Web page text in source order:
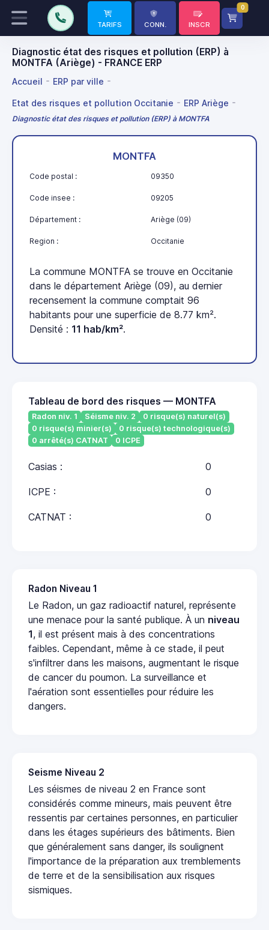
TARIFS CONN. INSCR
0
Diagnostic état des risques et pollution (ERP) à
MONTFA (Ariège) - FRANCE ERP
Accueil ERP par ville
Etat des risques et pollution Occitanie ERP Ariège
Diagnostic état des risques et pollution (ERP) à MONTFA
MONTFA
Code postal : 09350
Code insee : 09205
Département : Ariège (09)
Region : Occitanie
La commune MONTFA se trouve en Occitanie
dans le département Ariège (09), au dernier
recensement la commune comptait 96
habitants pour une superficie de 8.77 km².
Densité : 11 hab/km².
Tableau de bord des risques — MONTFA
Radon niv. 1 Séisme niv. 2
0 risque(s) naturel(s)
0 risque(s) minier(s)
0 risque(s) technologique(s)
0 arrêté(s) CATNAT
0 ICPE
Casias : 0
ICPE : 0
CATNAT : 0
Radon Niveau 1
Le Radon, un gaz radioactif naturel, représente
une menace pour la santé publique. À un niveau
1, il est présent mais à des concentrations
faibles. Cependant, même à ce stade, il peut
s'infiltrer dans les maisons, augmentant le risque
de cancer du poumon. La surveillance et
l'aération sont essentielles pour réduire les
dangers.
Seisme Niveau 2
Les séismes de niveau 2 en France sont
considérés comme mineurs, mais peuvent être
ressentis par certaines personnes, en particulier
dans les étages supérieurs des bâtiments. Bien
que généralement sans danger, ils soulignent
l'importance de la préparation aux tremblements
de terre et de la sensibilisation aux risques
sismiques.